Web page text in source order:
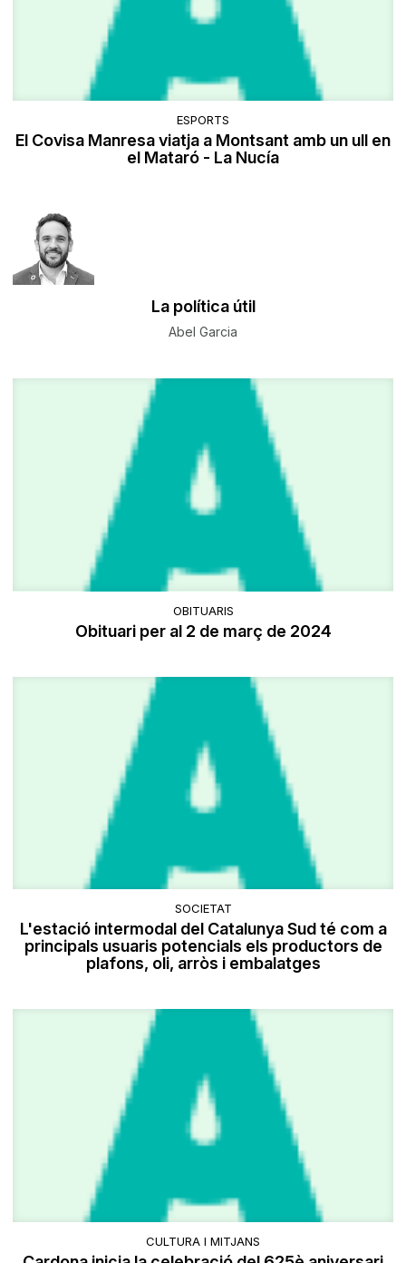
ESPORTS
El Covisa Manresa viatja a Montsant amb un ull en
el Mataró - La Nucía
La política útil
Abel Garcia
OBITUARIS
Obituari per al 2 de març de 2024
SOCIETAT
L'estació intermodal del Catalunya Sud té com a
principals usuaris potencials els productors de
plafons, oli, arròs i embalatges
CULTURA I MITJANS